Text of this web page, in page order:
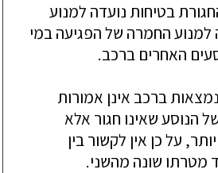
בטיחות נועדה למנוע
החמרה של הפגיעה במי
האחרים ברכב.
ברכב אינן אמורות
הנוסע שאינו חגור אלא
על כן אין לקשור בין
מטרתו שונה מהשני.